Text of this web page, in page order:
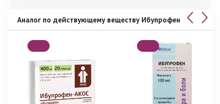
Аналог по действующему веществу Ибупрофен